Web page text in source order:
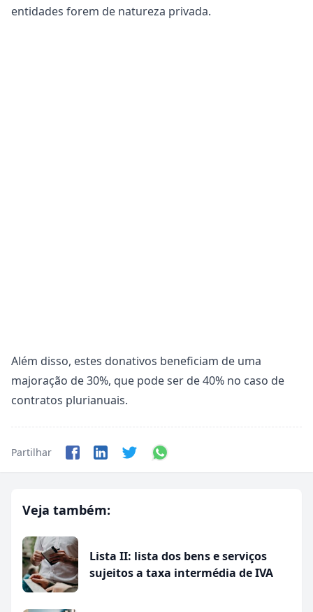
entidades forem de natureza privada.
Além disso, estes donativos beneficiam de uma
majoração de 30%, que pode ser de 40% no caso de
contratos plurianuais.
Partilhar
Veja também:
Lista II: lista dos bens e serviços
sujeitos a taxa intermédia de IVA